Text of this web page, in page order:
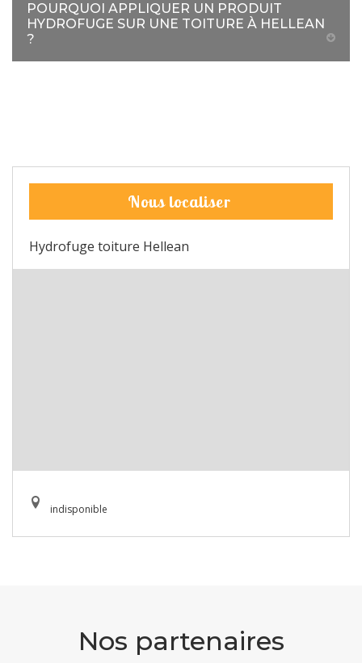
POURQUOI APPLIQUER UN PRODUIT
HYDROFUGE SUR UNE TOITURE À HELLEAN
?
Nous localiser
Hydrofuge toiture Hellean
indisponible
Nos partenaires